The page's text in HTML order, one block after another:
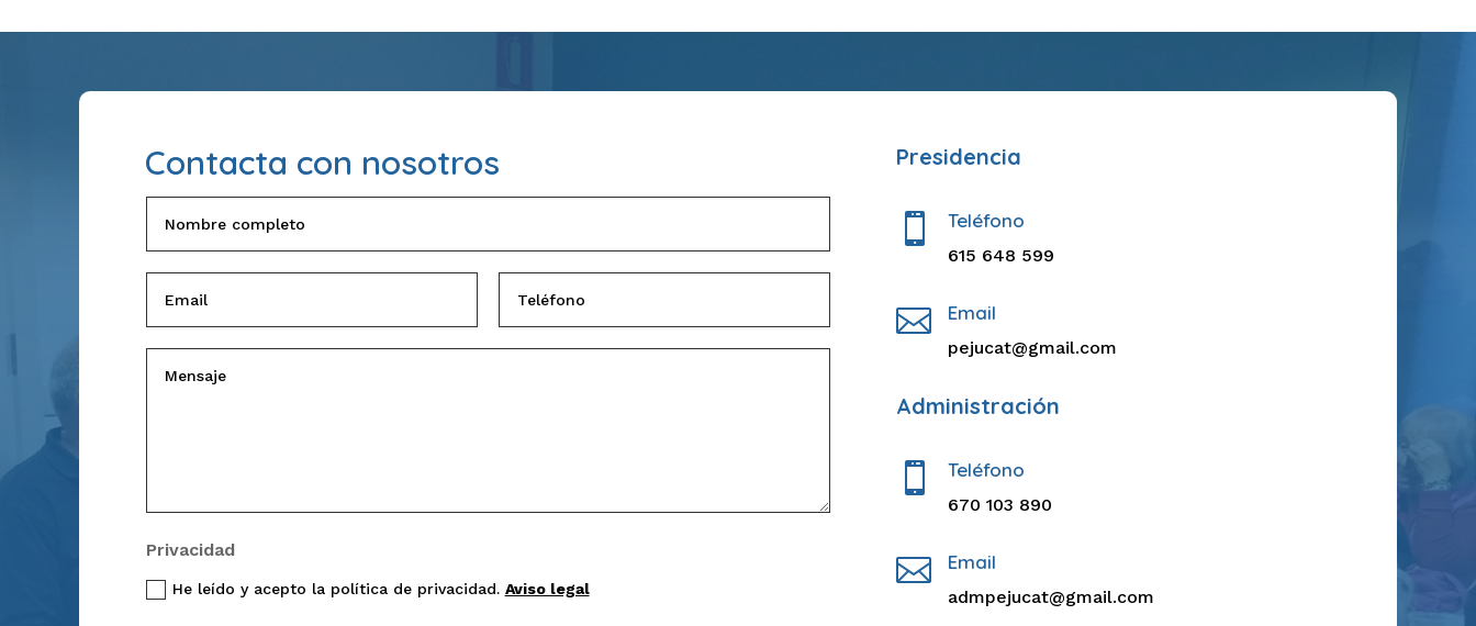
Contacta con nosotros
Privacidad
He leído y acepto la política de privacidad. Aviso legal
Presidencia
 Teléfono
615 648 599
 Email
pejucat@gmail.com
Administración
 Teléfono
670 103 890
 Email
admpejucat@gmail.com